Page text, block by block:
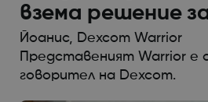
взема решение
Йоанис, Dexcom Warrior
Представеният Warrior е
говорител на Dexcom.